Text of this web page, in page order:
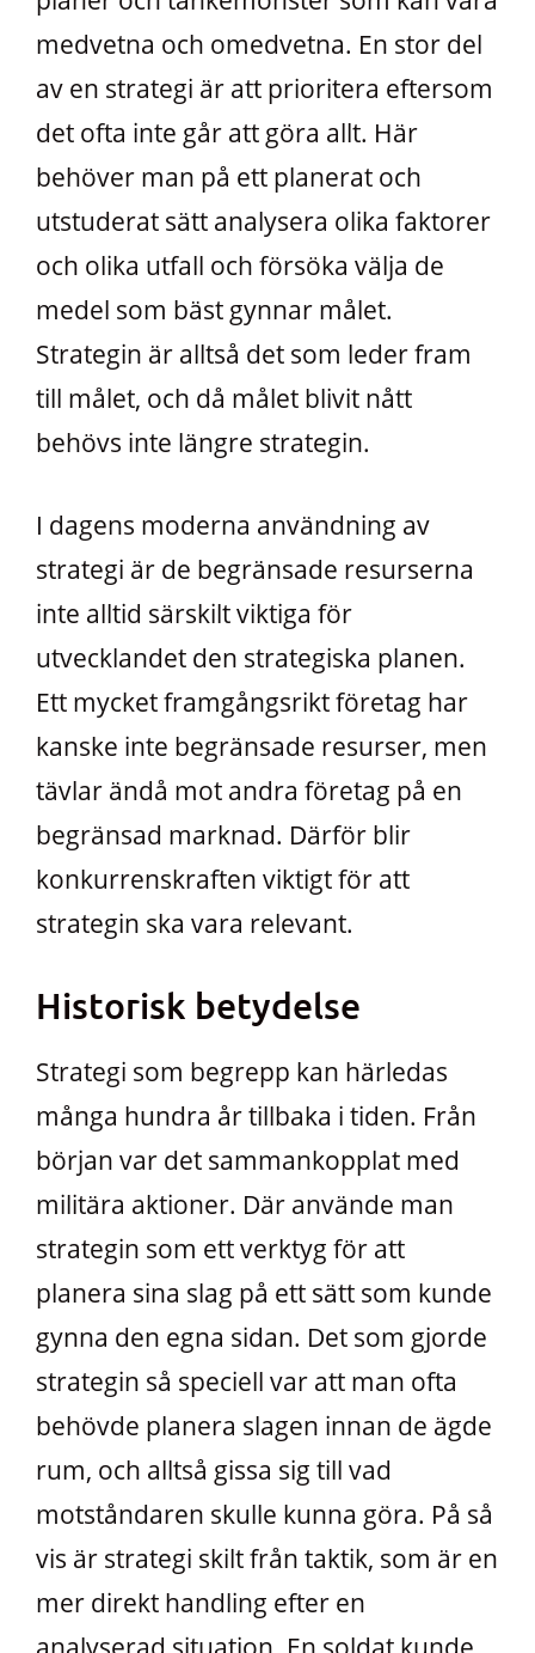
medvetna och omedvetna. En stor del
av en strategi är att prioritera eftersom
det ofta inte går att göra allt. Här
behöver man på ett planerat och
utstuderat sätt analysera olika faktorer
och olika utfall och försöka välja de
medel som bäst gynnar målet.
Strategin är alltså det som leder fram
till målet, och då målet blivit nått
behövs inte längre strategin.
I dagens moderna användning av
strategi är de begränsade resurserna
inte alltid särskilt viktiga för
utvecklandet den strategiska planen.
Ett mycket framgångsrikt företag har
kanske inte begränsade resurser, men
tävlar ändå mot andra företag på en
begränsad marknad. Därför blir
konkurrenskraften viktigt för att
strategin ska vara relevant.
Historisk betydelse
Strategi som begrepp kan härledas
många hundra år tillbaka i tiden. Från
början var det sammankopplat med
militära aktioner. Där använde man
strategin som ett verktyg för att
planera sina slag på ett sätt som kunde
gynna den egna sidan. Det som gjorde
strategin så speciell var att man ofta
behövde planera slagen innan de ägde
rum, och alltså gissa sig till vad
motståndaren skulle kunna göra. På så
vis är strategi skilt från taktik, som är en
mer direkt handling efter en